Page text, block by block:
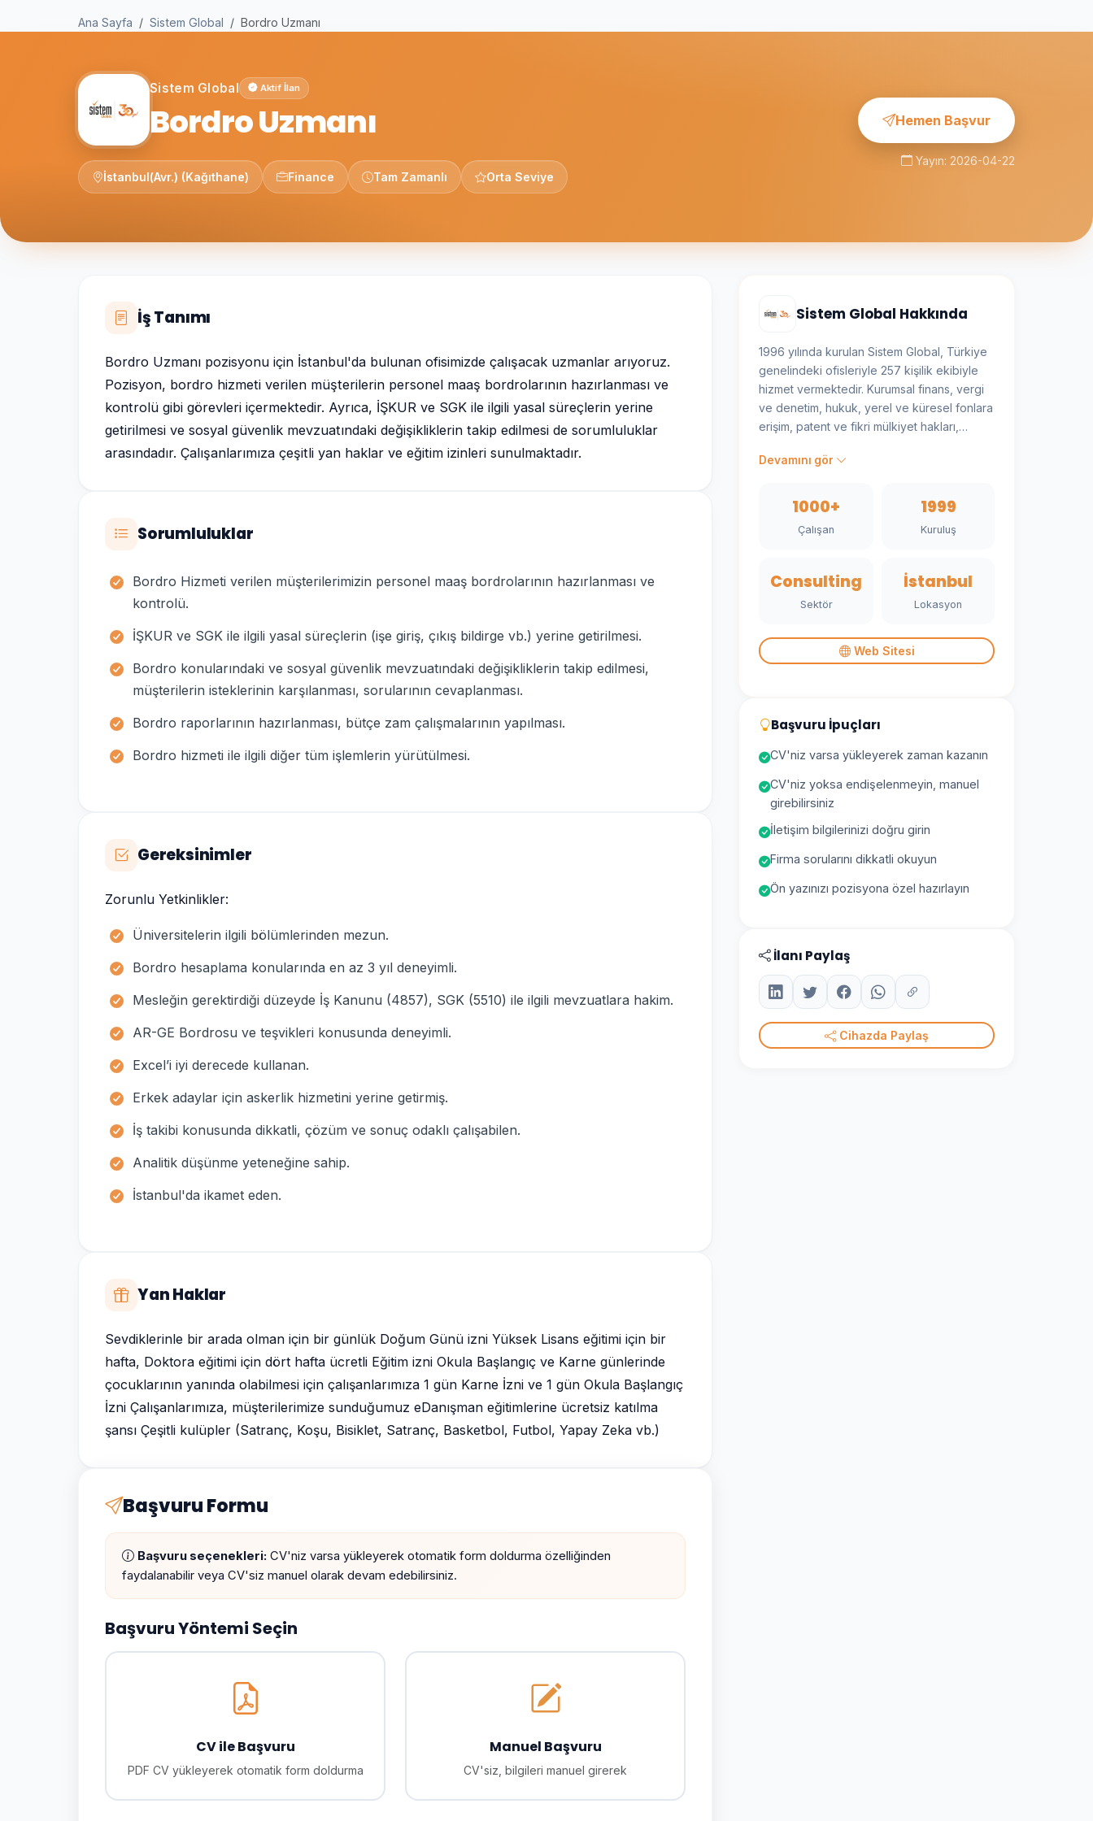
Ana Sayfa Sistem Global Bordro Uzmanı
Sistem Global Aktif İlan
Bordro Uzmanı
İstanbul(Avr.) (Kağıthane) Finance Tam Zamanlı Orta Seviye
Hemen Başvur
Yayın: 2026-04-22
İş Tanımı
Bordro Uzmanı pozisyonu için İstanbul'da bulunan ofisimizde çalışacak uzmanlar arıyoruz.
Pozisyon, bordro hizmeti verilen müşterilerin personel maaş bordrolarının hazırlanması ve
kontrolü gibi görevleri içermektedir. Ayrıca, İŞKUR ve SGK ile ilgili yasal süreçlerin yerine
getirilmesi ve sosyal güvenlik mevzuatındaki değişikliklerin takip edilmesi de sorumluluklar
arasındadır. Çalışanlarımıza çeşitli yan haklar ve eğitim izinleri sunulmaktadır.
Sorumluluklar
Bordro Hizmeti verilen müşterilerimizin personel maaş bordrolarının hazırlanması ve
kontrolü.
İŞKUR ve SGK ile ilgili yasal süreçlerin (işe giriş, çıkış bildirge vb.) yerine getirilmesi.
Bordro konularındaki ve sosyal güvenlik mevzuatındaki değişikliklerin takip edilmesi,
müşterilerin isteklerinin karşılanması, sorularının cevaplanması.
Bordro raporlarının hazırlanması, bütçe zam çalışmalarının yapılması.
Bordro hizmeti ile ilgili diğer tüm işlemlerin yürütülmesi.
Gereksinimler
Zorunlu Yetkinlikler:
Üniversitelerin ilgili bölümlerinden mezun.
Bordro hesaplama konularında en az 3 yıl deneyimli.
Mesleğin gerektirdiği düzeyde İş Kanunu (4857), SGK (5510) ile ilgili mevzuatlara hakim.
AR-GE Bordrosu ve teşvikleri konusunda deneyimli.
Excel’i iyi derecede kullanan.
Erkek adaylar için askerlik hizmetini yerine getirmiş.
İş takibi konusunda dikkatli, çözüm ve sonuç odaklı çalışabilen.
Analitik düşünme yeteneğine sahip.
İstanbul'da ikamet eden.
Yan Haklar
Sevdiklerinle bir arada olman için bir günlük Doğum Günü izni Yüksek Lisans eğitimi için bir
hafta, Doktora eğitimi için dört hafta ücretli Eğitim izni Okula Başlangıç ve Karne günlerinde
çocuklarının yanında olabilmesi için çalışanlarımıza 1 gün Karne İzni ve 1 gün Okula Başlangıç
İzni Çalışanlarımıza, müşterilerimize sunduğumuz eDanışman eğitimlerine ücretsiz katılma
şansı Çeşitli kulüpler (Satranç, Koşu, Bisiklet, Satranç, Basketbol, Futbol, Yapay Zeka vb.)
Başvuru Formu
Başvuru seçenekleri: CV'niz varsa yükleyerek otomatik form doldurma özelliğinden
faydalanabilir veya CV'siz manuel olarak devam edebilirsiniz.
Başvuru Yöntemi Seçin
CV ile Başvuru
PDF CV yükleyerek otomatik form doldurma
Manuel Başvuru
CV'siz, bilgileri manuel girerek
Sistem Global Hakkında
1996 yılında kurulan Sistem Global, Türkiye
genelindeki ofisleriyle 257 kişilik ekibiyle
hizmet vermektedir. Kurumsal finans, vergi
ve denetim, hukuk, yerel ve küresel fonlara
erişim, patent ve fikri mülkiyet hakları,
hizmet sunmaktayız. Yenilikçi ve yüksek
şirketlerine odaklanarak, yerel ve
hizmet ihtiyaçlarını karşılamaktayız.
Devamını gör
1000+
Çalışan
1999
Kuruluş
Consulting
Sektör
İstanbul
Lokasyon
Web Sitesi
Başvuru İpuçları
CV'niz varsa yükleyerek zaman kazanın
CV'niz yoksa endişelenmeyin, manuel
girebilirsiniz
İletişim bilgilerinizi doğru girin
Firma sorularını dikkatli okuyun
Ön yazınızı pozisyona özel hazırlayın
İlanı Paylaş
Cihazda Paylaş